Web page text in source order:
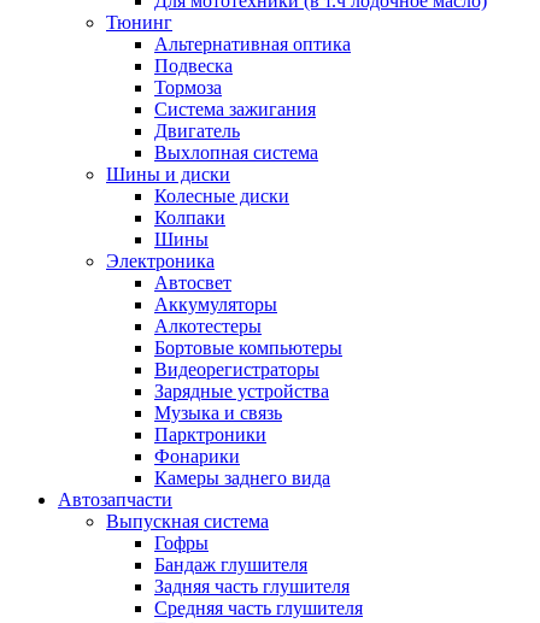
Тюнинг
Альтернативная оптика
Подвеска
Тормоза
Система зажигания
Двигатель
Выхлопная система
Шины и диски
Колесные диски
Колпаки
Шины
Электроника
Автосвет
Аккумуляторы
Алкотестеры
Бортовые компьютеры
Видеорегистраторы
Зарядные устройства
Музыка и связь
Парктроники
Фонарики
Камеры заднего вида
Автозапчасти
Выпускная система
Гофры
Бандаж глушителя
Задняя часть глушителя
Средняя часть глушителя